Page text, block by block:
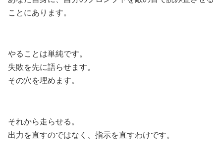
ことにあります。
やることは単純です。
失敗を先に語らせます。
その穴を埋めます。
それから走らせる。
出力を直すのではなく、指示を直すわけです。